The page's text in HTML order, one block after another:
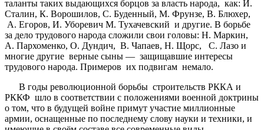
таланты таких выдающихся борцов за власть народа, как: И.
Сталин, К. Ворошилов, С. Буденный, М. Фрунзе, В. Блюхер,
А. Егоров, И. Уборевич М. Тухачевский и другие. В борьбе
за дело трудового народа сложили свои головы: Н. Маркин,
А. Пархоменко, О. Дундич, В. Чапаев, Н. Щорс, С. Лазо и
многие другие верные сыны — защищавшие интересы
трудового народа. Примеров их подвигам немало.
В годы революционной борьбы строительств РККА и
РККФ шло в соответствии с положениями военной доктрины
о том, что в будущей войне примут участие миллионные
армии, оснащенные по последнему слову науки и техники, и